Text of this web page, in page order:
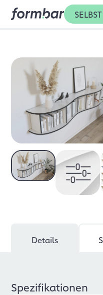
Details
Spezifikationen